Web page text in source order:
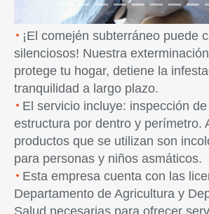
¡El comején subterráneo puede
silenciosos! Nuestra
protege tu hogar, detiene la
tranquilidad a largo plazo.
El servicio incluye: inspección
estructura por dentro y perímetro.
productos que se utilizan son
para personas y niños asmáticos.
Esta empresa cuenta con las
Departamento de Agricultura y
Salud necesarias para ofrecer